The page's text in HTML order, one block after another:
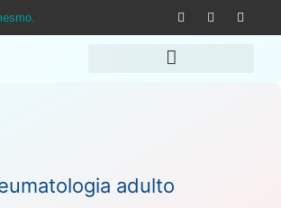
adulto